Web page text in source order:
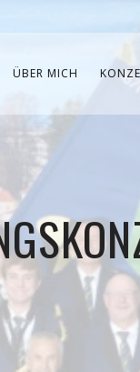
ÜBER MICH